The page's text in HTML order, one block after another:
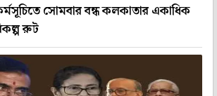
সোমবার বন্ধ কলকাতার একাধিক
রুট